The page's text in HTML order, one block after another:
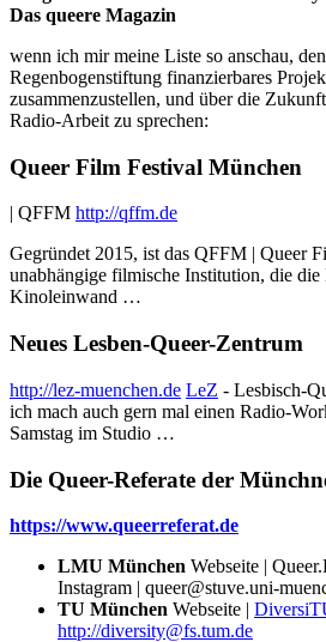
Das queere Magazin
wenn ich mir meine Liste so anschau,
Regenbogenstiftung finanzierbares
zusammenzustellen, und über die
Radio-Arbeit zu sprechen:
Queer Film Festival München
| QFFM http://qffm.de
Gegründet 2015, ist das QFFM | Queer
unabhängige filmische Institution, die
Kinoleinwand …
Neues Lesben-Queer-Zentrum
http://lez-muenchen.de LeZ - Lesbisch-
ich mach auch gern mal einen Radio-
Samstag im Studio …
Die Queer-Referate der
https://www.queerreferat.de
LMU München Webseite |
Instagram | queer@stuve.uni-
TU München Webseite |
http://diversity@fs.tum.de